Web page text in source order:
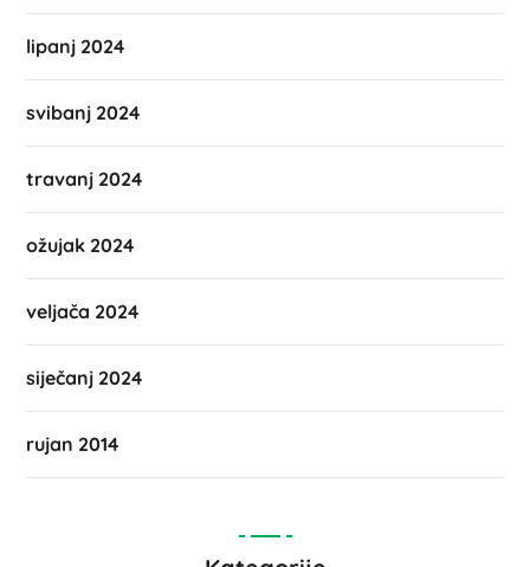
lipanj 2024
svibanj 2024
travanj 2024
ožujak 2024
veljača 2024
siječanj 2024
rujan 2014